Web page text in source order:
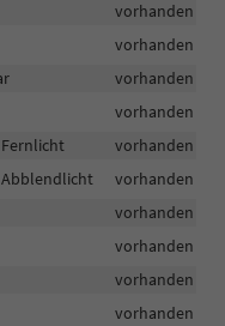
vorhanden
vorhanden
vorhanden
vorhanden
vorhanden
vorhanden
vorhanden
vorhanden
vorhanden
vorhanden